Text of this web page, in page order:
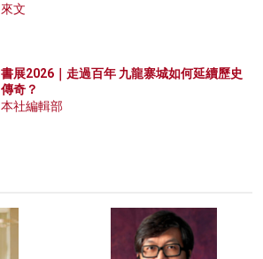
來文
書展2026｜走過百年 九龍寨城如何延續歷史
傳奇？
本社編輯部